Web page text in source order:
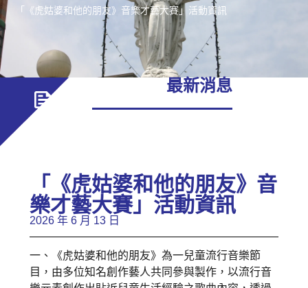
「《虎姑婆和他的朋友》音樂才藝大賽」活動資訊
最新消息
「《虎姑婆和他的朋友》音
樂才藝大賽」活動資訊
2026 年 6 月 13 日
一、《虎姑婆和他的朋友》為一兒童流行音樂節
目，由多位知名創作藝人共同參與製作，以流行音